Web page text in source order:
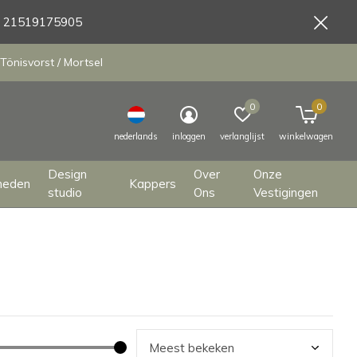
Design
studio
Kappers
Over
Ons
Onze
Vestigingen
nederlands inloggen verlanglijst
0
winkelwagen
0
/ Mortsel
21519175905